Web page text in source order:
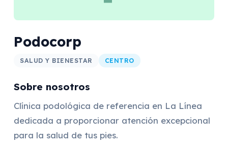
Podocorp
SALUD Y BIENESTAR CENTRO
Sobre nosotros
Clínica podológica de referencia en La Línea
dedicada a proporcionar atención excepcional
para la salud de tus pies.